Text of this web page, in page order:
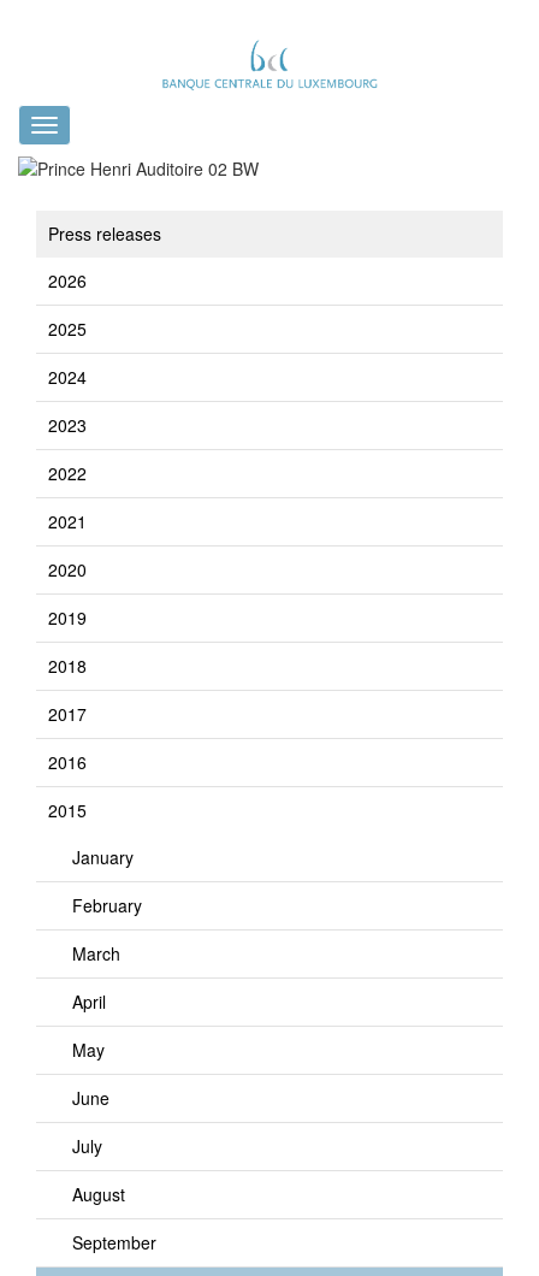
Toggle
navigation
Press releases
2026
2025
2024
2023
2022
2021
2020
2019
2018
2017
2016
2015
January
February
March
April
May
June
July
August
September